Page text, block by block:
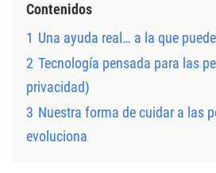
Contenidos
1 Una ayuda real… a la que
2 Tecnología pensada para las
privacidad)
3 Nuestra forma de cuidar a las
evoluciona